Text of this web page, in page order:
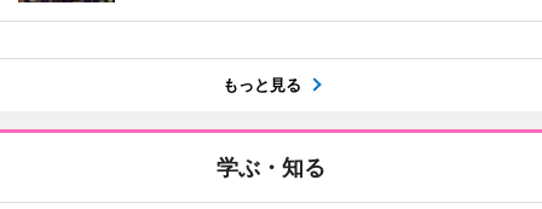
もっと見る
学ぶ・知る